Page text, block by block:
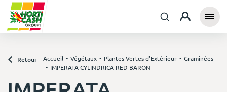
Retour Accueil Végétaux Plantes Vertes d'Extérieur
Graminées
IMPERATA CYLINDRICA RED BARON